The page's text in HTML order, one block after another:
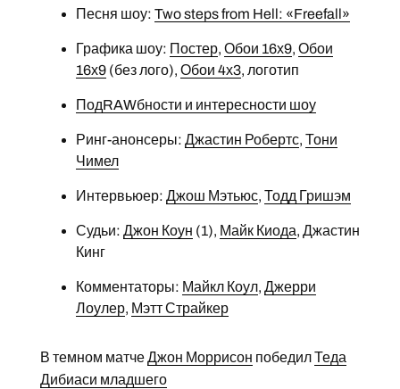
Песня шоу: Two steps from Hell: «Freefall»
Графика шоу: Постер, Обои 16х9, Обои
16х9(без лого), Обои 4х3, логотип
ПодRAWбности и интересности шоу
Ринг-анонсеры: Джастин Робертс, Тони
Чимел
Интервьюер: Джош Мэтьюс, Тодд Гришэм
Судьи: Джон Коун (1), Майк Киода, Джастин
Кинг
Комментаторы: Майкл Коул, Джерри
Лоулер, Мэтт Страйкер
В темном матчеДжон Моррисон победилТеда
Дибиаси младшего